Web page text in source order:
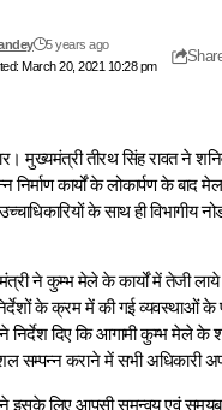
March 20, 2021 10:28 pm
5 years ago
मुख्यमंत्री तीरथ सिंह रावत ने
निर्माण कार्यों के लोकार्पण के
के साथ ही विभागीय
ने कुम्भ मेले के कार्यों में तेजी लाये
के क्रम में की गई व्यवस्थाओं के
निर्देश दिए कि आगामी कुम्भ मेले के
सम्पन्न कराने में सभी अधिकारी
इसके लिए आपसी समन्वय एवं